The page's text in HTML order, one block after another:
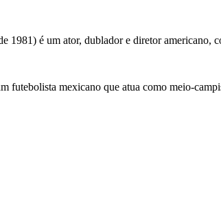
1981) é um ator, dublador e diretor
futebolista mexicano que atua como meio-